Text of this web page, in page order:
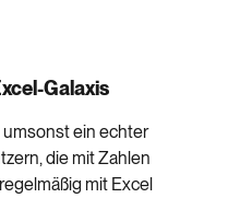
Galaxis
ein echter
die mit Zahlen
mit Excel